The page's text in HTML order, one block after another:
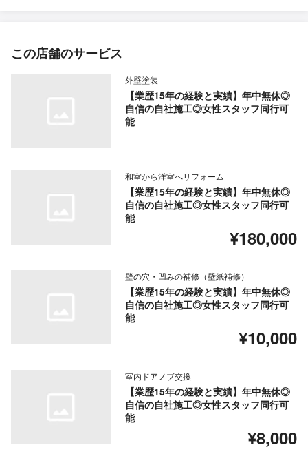
この店舗のサービス
外壁塗装
【業歴15年の経験と実績】年中無休◎
自信の自社施工◎女性スタッフ同行可
能
和室から洋室へリフォーム
【業歴15年の経験と実績】年中無休◎
自信の自社施工◎女性スタッフ同行可
能
¥180,000
壁の穴・凹みの補修（壁紙補修）
【業歴15年の経験と実績】年中無休◎
自信の自社施工◎女性スタッフ同行可
能
¥10,000
室内ドアノブ交換
【業歴15年の経験と実績】年中無休◎
自信の自社施工◎女性スタッフ同行可
能
¥8,000